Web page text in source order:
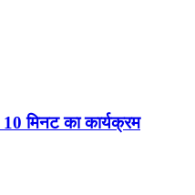
मिनट का कार्यक्रम